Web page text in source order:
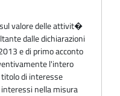
valore delle attivit�
dalle dichiarazioni
e di primo acconto
l'intero
titolo di interesse
nella misura